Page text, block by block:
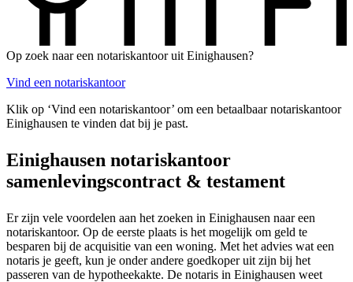
Op zoek naar een notariskantoor uit Einighausen?
Vind een notariskantoor
Klik op ‘Vind een notariskantoor’ om een betaalbaar notariskantoor
Einighausen te vinden dat bij je past.
Einighausen notariskantoor
samenlevingscontract & testament
Er zijn vele voordelen aan het zoeken in Einighausen naar een
notariskantoor. Op de eerste plaats is het mogelijk om geld te
besparen bij de acquisitie van een woning. Met het advies wat een
notaris je geeft, kun je onder andere goedkoper uit zijn bij het
passeren van de hypotheekakte. De notaris in Einighausen weet